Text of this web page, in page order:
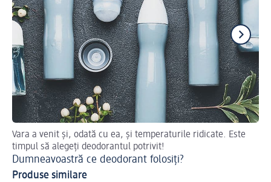
Vara a venit și, odată cu ea, și temperaturile ridicate. Este
timpul să alegeți deodorantul potrivit!
Dumneavoastră ce deodorant folosiți?
Produse similare